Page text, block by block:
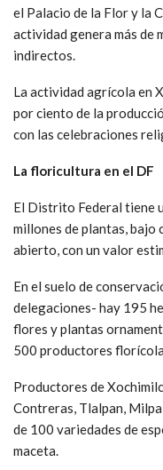
el Palacio de la Flor y la
actividad genera más de
indirectos.
La actividad agrícola en
por ciento de la
con las celebraciones
La floricultura en el DF
El Distrito Federal tiene
millones de plantas, bajo
abierto, con un valor
En el suelo de
delegaciones- hay 195
flores y plantas
500 productores
Productores de
Contreras, Tlalpan,
de 100 variedades de
maceta.